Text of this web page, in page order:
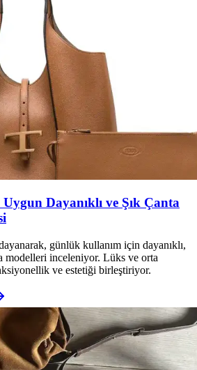
Dayanıklı ve Şık Çanta
günlük kullanım için dayanıklı,
modelleri inceleniyor. Lüks ve orta
ve estetiği birleştiriyor.